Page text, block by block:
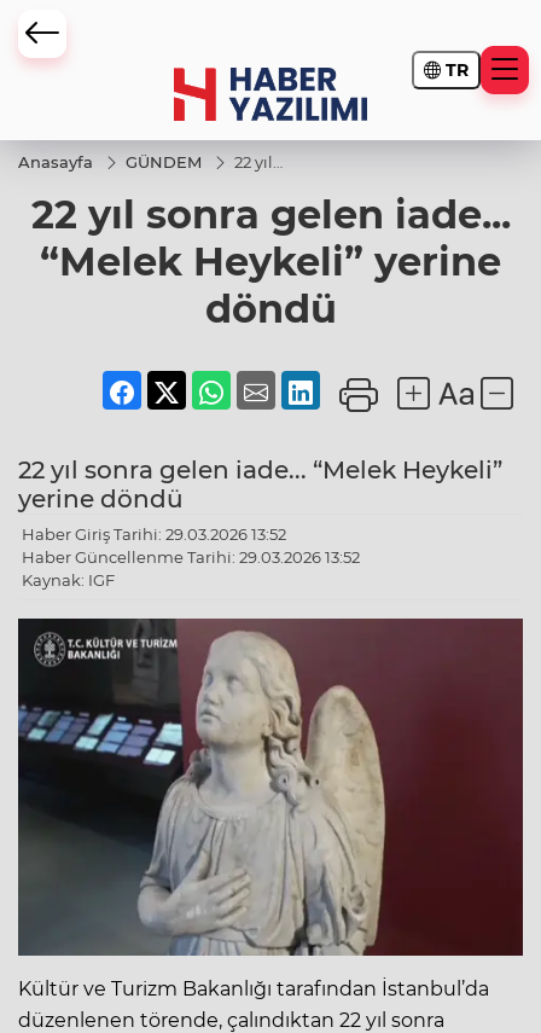
TR
Anasayfa GÜNDEM
22 yıl
iade...
“Melek
Heykeli”
yerine
döndü
22 yıl sonra gelen iade...
“Melek Heykeli” yerine
döndü
22 yıl sonra gelen iade... “Melek Heykeli”
yerine döndü
Haber Giriş Tarihi: 29.03.2026 13:52
Haber Güncellenme Tarihi: 29.03.2026 13:52
Kaynak: IGF
Kültür ve Turizm Bakanlığı tarafından İstanbul’da
düzenlenen törende, çalındıktan 22 yıl sonra